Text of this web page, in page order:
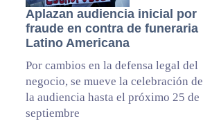
Aplazan audiencia inicial por
fraude en contra de funeraria
Latino Americana
Por cambios en la defensa legal del
negocio, se mueve la celebración de
la audiencia hasta el próximo 25 de
septiembre